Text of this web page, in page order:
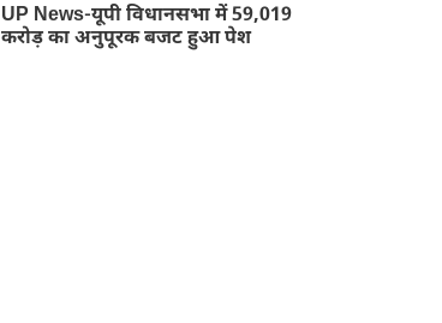
UP News-यूपी विधानसभा में 59,019
करोड़ का अनुपूरक बजट हुआ पेश